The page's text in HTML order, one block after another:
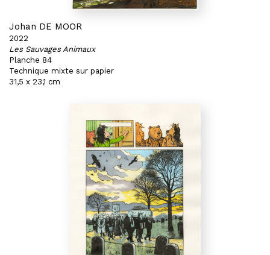
Johan DE MOOR
2022
Les Sauvages Animaux
Planche 84
Technique mixte sur papier
31,5 x 23,1 cm